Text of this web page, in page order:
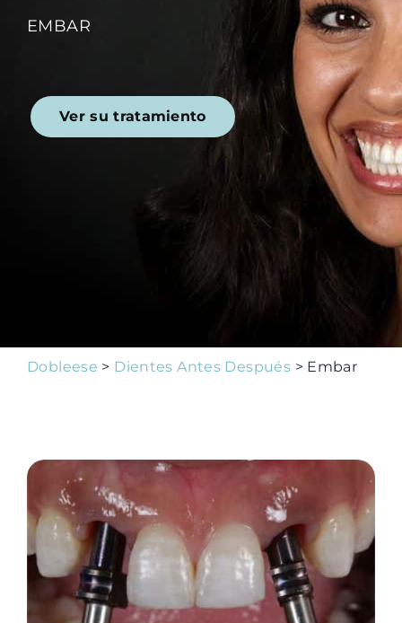
Family Club
EMBAR
Ver su tratamiento
Dobleese > Dientes Antes Después > Embar